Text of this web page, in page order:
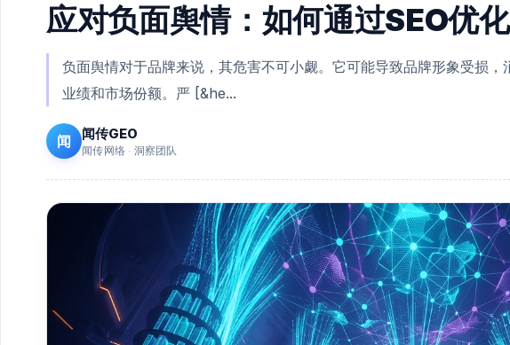
应对负面舆情：如何通过SEO优
负面舆情对于品牌来说，其危害不可小觑。它可能导致品牌形象受损，
业绩和市场份额。严 [&he...
闻 闻传GEO
闻传网络 · 洞察团队